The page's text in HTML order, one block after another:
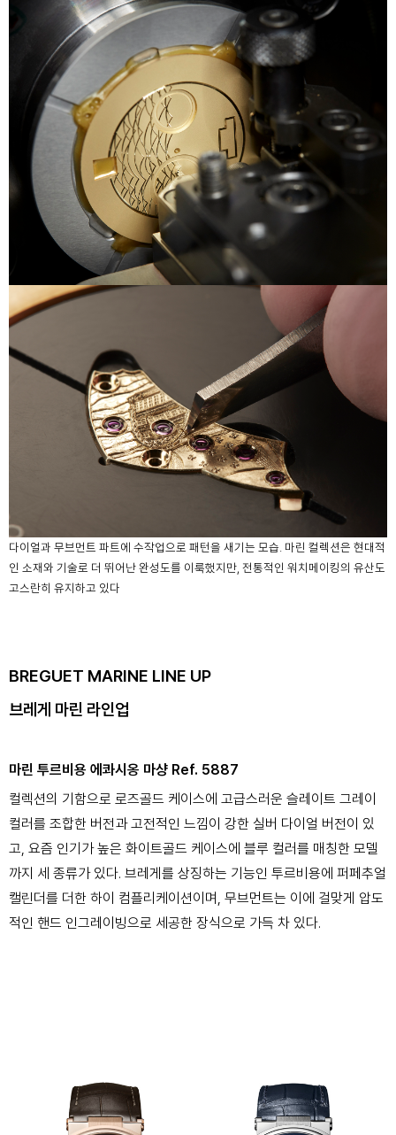
다이얼과 무브먼트 파트에 수작업으로 패턴을 새기는 모습. 마린 컬렉션은 현대적
인 소재와 기술로 더 뛰어난 완성도를 이룩했지만, 전통적인 워치메이킹의 유산도
고스란히 유지하고 있다
BREGUET MARINE LINE UP
브레게 마린 라인업
마린 투르비용 에콰시옹 마샹 Ref. 5887
컬렉션의 기함으로 로즈골드 케이스에 고급스러운 슬레이트 그레이
컬러를 조합한 버전과 고전적인 느낌이 강한 실버 다이얼 버전이 있
고, 요즘 인기가 높은 화이트골드 케이스에 블루 컬러를 매칭한 모델
까지 세 종류가 있다. 브레게를 상징하는 기능인 투르비용에 퍼페추얼
캘린더를 더한 하이 컴플리케이션이며, 무브먼트는 이에 걸맞게 압도
적인 핸드 인그레이빙으로 세공한 장식으로 가득 차 있다.